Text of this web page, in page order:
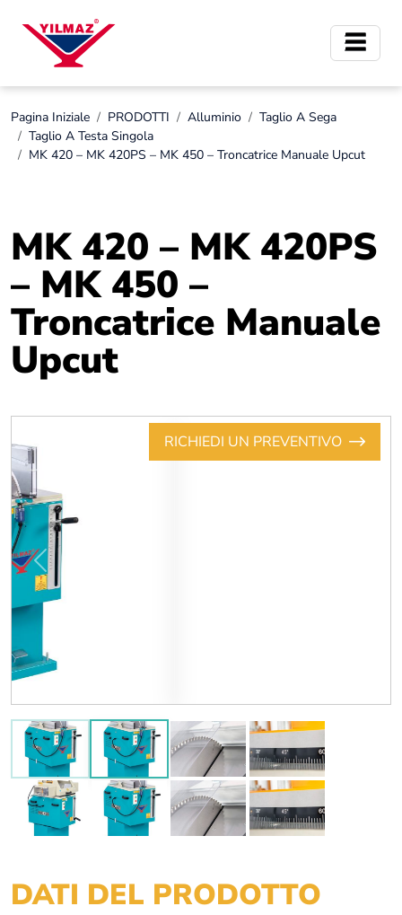
Pagina Iniziale PRODOTTI Alluminio
Taglio A Sega
Taglio A Testa Singola
MK 420 – MK 420PS – MK 450 – Troncatrice Manuale Upcut
MK 420 – MK 420PS
– MK 450 –
Troncatrice Manuale
Upcut
RICHIEDI UN PREVENTIVO
Previous
DATI DEL PRODOTTO